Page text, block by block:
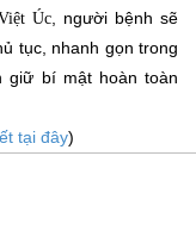
Úc, người bệnh sẽ
tục, nhanh gọn trong
giữ bí mật hoàn toàn
tại đây)